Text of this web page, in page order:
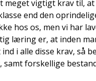
meget vigtigt krav til,
end den
hos os, men vi har
læring er, at inden
i alle disse krav, så
samt forskellige